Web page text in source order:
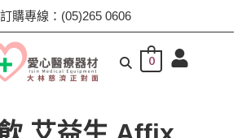
訂購專線：(05)265 0606
0